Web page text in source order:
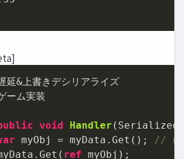
延&上書きデシリアライズ
ーム実装
void Handler (
myObj = myData.Get(); //
ref myObj);